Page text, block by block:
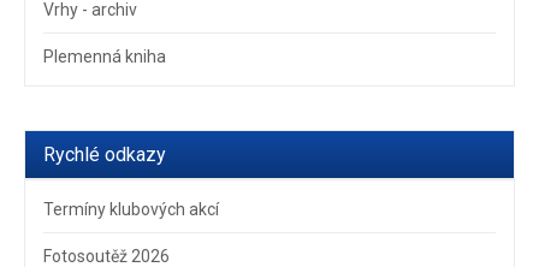
Vrhy - archiv
Plemenná kniha
Rychlé odkazy
Termíny klubových akcí
Fotosoutěž 2026